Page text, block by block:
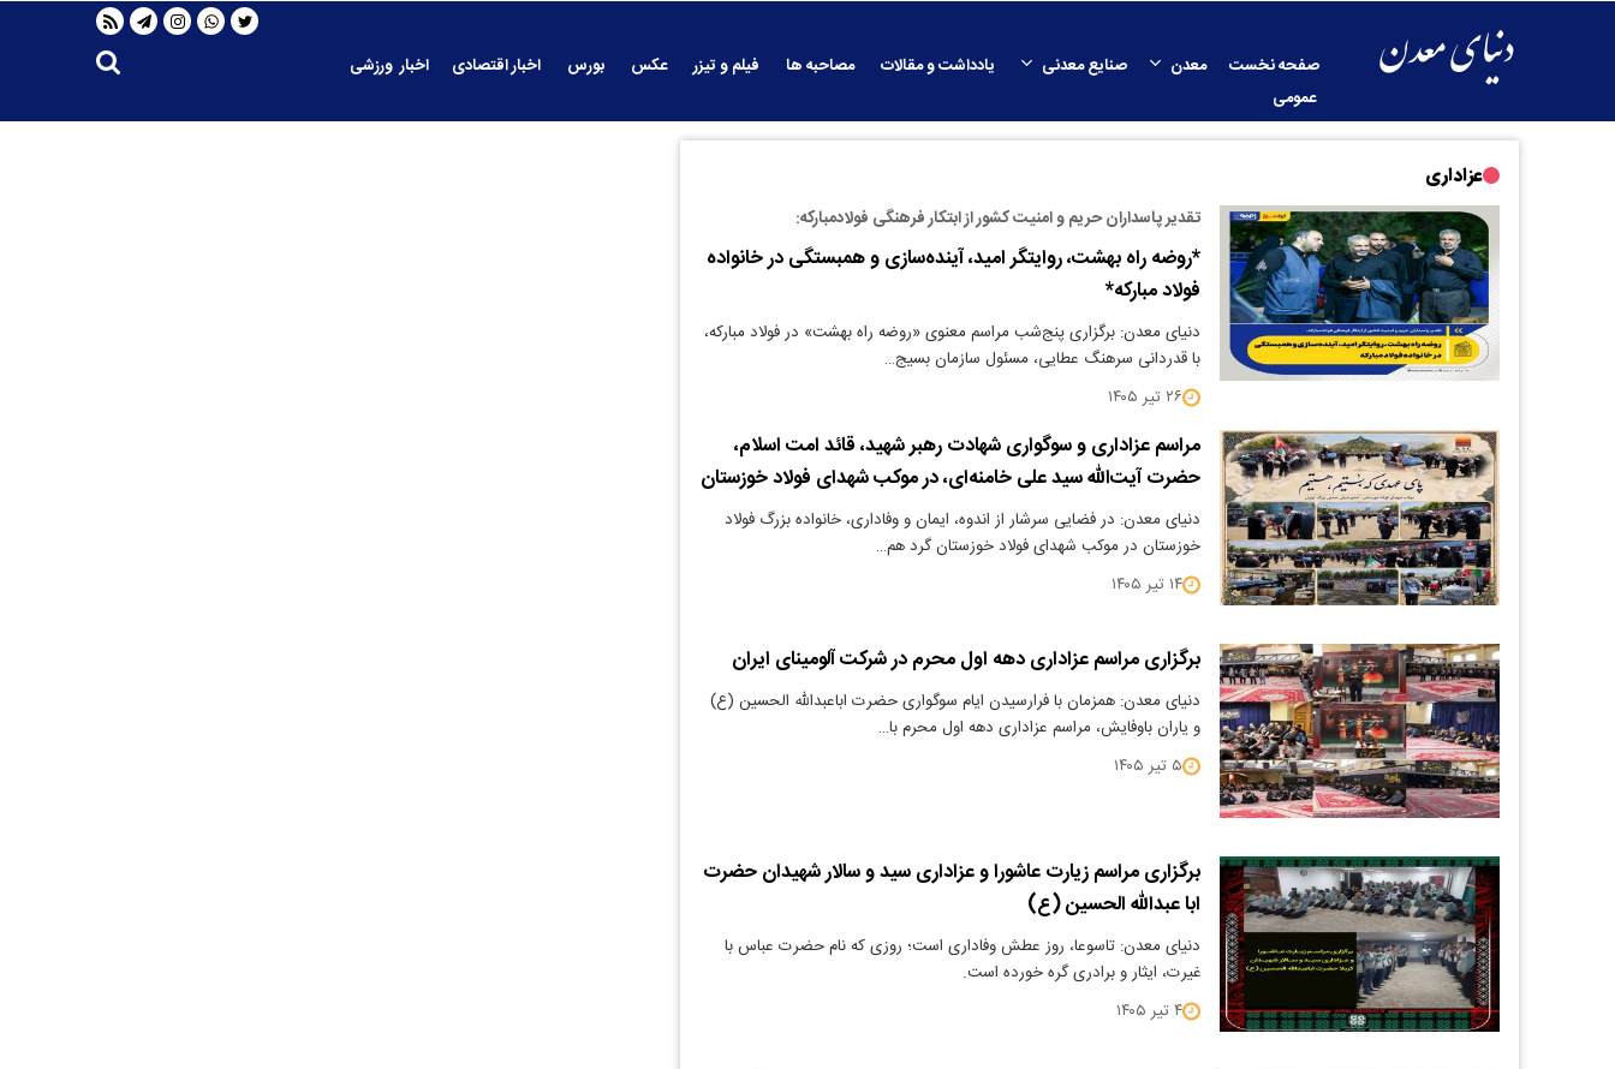
صفحه نخست معدن صنایع معدنی یادداشت و مقالات مصاحبه ها فیلم و تیزر عکس بورس اخبار اقتصادی
اخبار ورزشی
عمومی
عزاداری
تقدیر پاسداران حریم و امنیت کشور از ابتکار فرهنگی فولادمبارکه:
*روضه راه بهشت، روایتگر امید، آینده‌سازی و همبستگی در خانواده
فولاد مبارکه*
دنیای معدن: برگزاری پنج‌شب مراسم معنوی «روضه راه بهشت» در فولاد مبارکه،
با قدردانی سرهنگ عطایی، مسئول سازمان بسیج…
۲۶ تیر ۱۴۰۵
مراسم عزاداری و سوگواری شهادت رهبر شهید، قائد امت اسلام،
حضرت آیت‌الله سید علی خامنه‌ای، در موکب شهدای فولاد خوزستان
دنیای معدن: در فضایی سرشار از اندوه، ایمان و وفاداری، خانواده بزرگ فولاد
خوزستان در موکب شهدای فولاد خوزستان گرد هم…
۱۴ تیر ۱۴۰۵
برگزاری مراسم عزاداری دهه اول محرم در شرکت آلومینای ایران
دنیای معدن: همزمان با فرارسیدن ایام سوگواری حضرت اباعبدالله الحسین (ع)
و یاران باوفایش، مراسم عزاداری دهه اول محرم با…
۵ تیر ۱۴۰۵
برگزاری مراسم زیارت عاشورا و عزاداری سید و سالار شهیدان حضرت
ابا عبدالله الحسین (ع)
دنیای معدن: تاسوعا، روز عطش وفاداری است؛ روزی که نام حضرت عباس با
غیرت، ایثار و برادری گره خورده است.
۴ تیر ۱۴۰۵